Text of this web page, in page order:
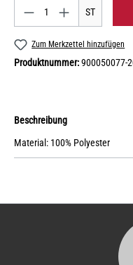
ST
Zum Merkzettel hinzufügen
Produktnummer:900050077-
Beschreibung
Material: 100% Polyester